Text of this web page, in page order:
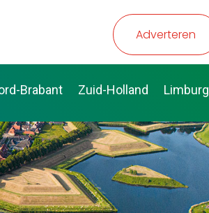
Adverteren
Brabant Zuid-Holland Limburg